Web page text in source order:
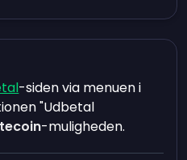
-siden via menuen i
"Udbetal
-muligheden.